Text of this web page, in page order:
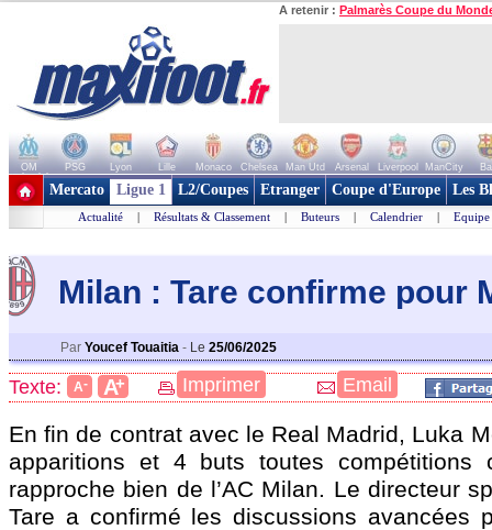
A retenir : Palmarès Coupe du
OM PSG Lyon Lille Monaco Chelsea Man Utd Arsenal Liverpool ManCity
+ de clubs
Mercato Ligue 1 L2/Coupes Etranger Coupe d'Europe Les
Actualité | Résultats & Classement | Buteurs | Calendrier | Equipe
Milan : Tare confirme pour
Par Youcef Touaitia - Le 25/06/2025
Texte: A- A+ Imprimer Email
En fin de contrat avec le Real Madrid, Luka
apparitions et 4 buts toutes compétitions
rapproche bien de l’AC Milan. Le directeur
Tare a confirmé les discussions avancées